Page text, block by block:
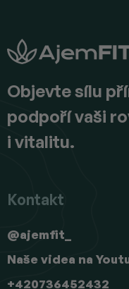
Objevte sílu
podpoří vaši
i vitalitu.
Kontakt
+420736452432
Naše videa na
@ajemfit_